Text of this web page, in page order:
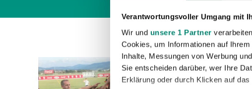
Verantwortungsvoller Umgang mit
Wir und unsere 1 Partner
Cookies, um Informationen auf
Inhalte, Messungen von Werbung
Sie entscheiden darüber, wer Ihre
Erklärung oder durch Klicken auf
28.05.2018|